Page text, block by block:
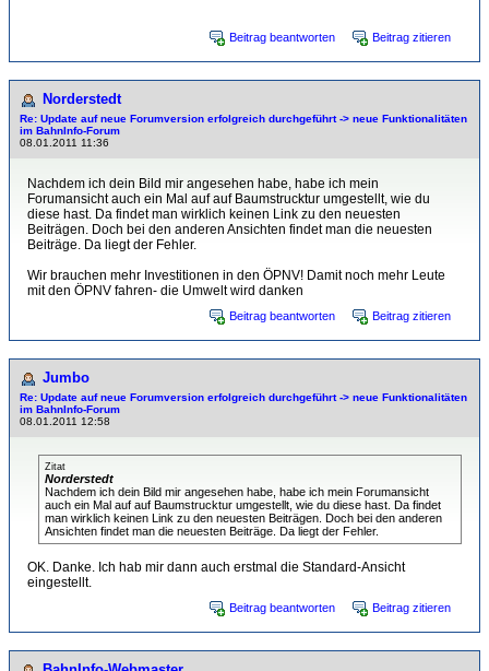
Beitrag beantworten Beitrag zitieren
Norderstedt
Re: Update auf neue Forumversion erfolgreich durchgeführt -> neue Funktionalitäten
im BahnInfo-Forum
08.01.2011 11:36
Nachdem ich dein Bild mir angesehen habe, habe ich mein
Forumansicht auch ein Mal auf auf Baumstrucktur umgestellt, wie du
diese hast. Da findet man wirklich keinen Link zu den neuesten
Beiträgen. Doch bei den anderen Ansichten findet man die neuesten
Beiträge. Da liegt der Fehler.
Wir brauchen mehr Investitionen in den ÖPNV! Damit noch mehr Leute
mit den ÖPNV fahren- die Umwelt wird danken
Beitrag beantworten Beitrag zitieren
Jumbo
Re: Update auf neue Forumversion erfolgreich durchgeführt -> neue Funktionalitäten
im BahnInfo-Forum
08.01.2011 12:58
Zitat
Norderstedt
Nachdem ich dein Bild mir angesehen habe, habe ich mein Forumansicht
auch ein Mal auf auf Baumstrucktur umgestellt, wie du diese hast. Da findet
man wirklich keinen Link zu den neuesten Beiträgen. Doch bei den anderen
Ansichten findet man die neuesten Beiträge. Da liegt der Fehler.
OK. Danke. Ich hab mir dann auch erstmal die Standard-Ansicht
eingestellt.
Beitrag beantworten Beitrag zitieren